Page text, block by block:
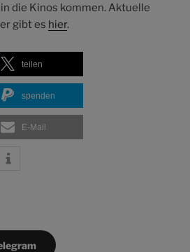
in die Kinos kommen. Aktuelle
gibt es hier.
teilen
spenden
E-Mail